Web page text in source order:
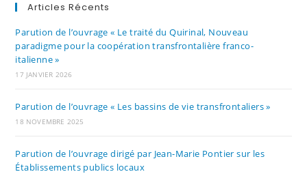
Articles Récents
Parution de l’ouvrage « Le traité du Quirinal, Nouveau
paradigme pour la coopération transfrontalière franco-
italienne »
17 JANVIER 2026
Parution de l’ouvrage « Les bassins de vie transfrontaliers »
18 NOVEMBRE 2025
Parution de l’ouvrage dirigé par Jean-Marie Pontier sur les
Établissements publics locaux